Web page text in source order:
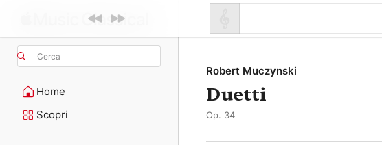
Cerca
Home
Scopri
Robert Muczynski
Duetti
Op. 34